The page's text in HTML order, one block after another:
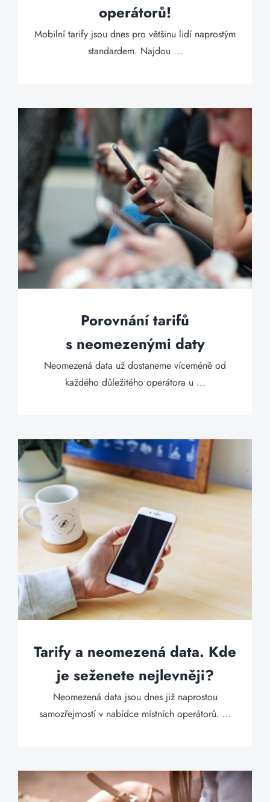
operátorů!
Mobilní tarify jsou dnes pro většinu lidí naprostým
standardem. Najdou ...
Porovnání tarifů
s neomezenými daty
Neomezená data už dostaneme víceméně od
každého důležitého operátora u ...
Tarify a neomezená data. Kde
je seženete nejlevněji?
Neomezená data jsou dnes již naprostou
samozřejmostí v nabídce místních operátorů. ...